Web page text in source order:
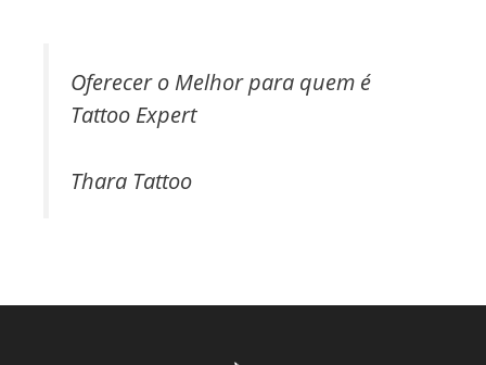
Oferecer o Melhor para quem é
Tattoo Expert
Thara Tattoo